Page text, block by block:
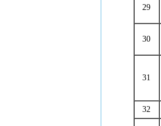
29
30
31
32